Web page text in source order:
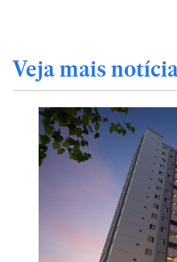
Veja mais